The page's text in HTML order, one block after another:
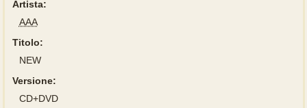
Artista:
AAA
Titolo:
NEW
Versione:
CD+DVD